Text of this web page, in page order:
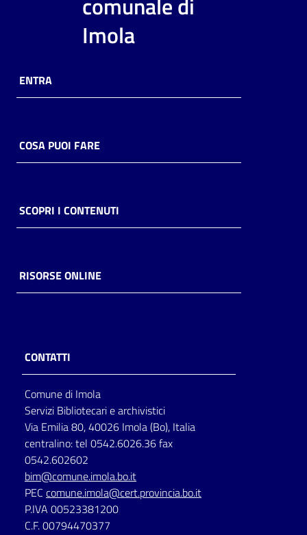
Imola
ENTRA
COSA PUOI FARE
SCOPRI I CONTENUTI
RISORSE ONLINE
CONTATTI
Comune di Imola
Servizi Bibliotecari e archivistici
Via Emilia 80, 40026 Imola (Bo), Italia
centralino: tel 0542.6026.36 fax
0542.602602
bim@comune.imola.bo.it
PEC comune.imola@cert.provincia.bo.it
P.IVA 00523381200
C.F. 00794470377